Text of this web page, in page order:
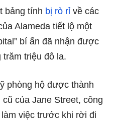
bảng tính bị rò rỉ về các
Alameda tiết lộ một
bí ẩn đã nhận được
triệu đô la.
phòng hộ được thành
của Jane Street, công
việc trước khi rời đi